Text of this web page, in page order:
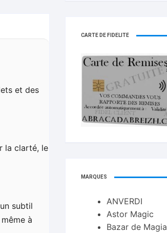
et des
la clarté, le
subtil
à
CARTE DE FIDELITÉ
MARQUES
ANVERDI
Astor Magic
Bazar de Magia